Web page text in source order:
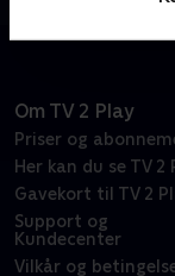
Om TV 2 Play
Priser og
Her kan du se TV 2
Gavekort til TV 2
Support og
Kundecenter
Vilkår og